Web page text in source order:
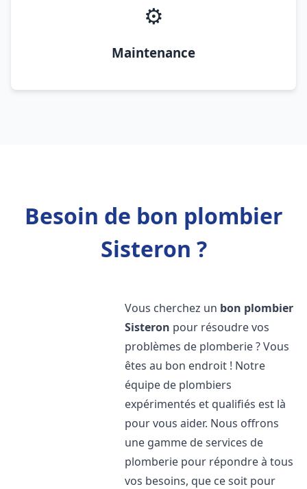
⚙️
Maintenance
Besoin de bon plombier
Sisteron ?
Vous cherchez un bon plombier
Sisteron pour résoudre vos
problèmes de plomberie ? Vous
êtes au bon endroit ! Notre
équipe de plombiers
expérimentés et qualifiés est là
pour vous aider. Nous offrons
une gamme de services de
plomberie pour répondre à tous
vos besoins, que ce soit pour